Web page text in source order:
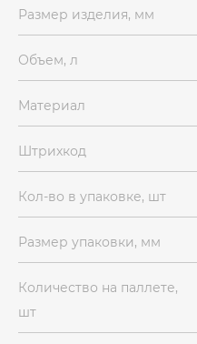
Размер изделия, мм
Объем, л
Материал
Штрихкод
Кол-во в упаковке, шт
Размер упаковки, мм
Количество на паллете,
шт